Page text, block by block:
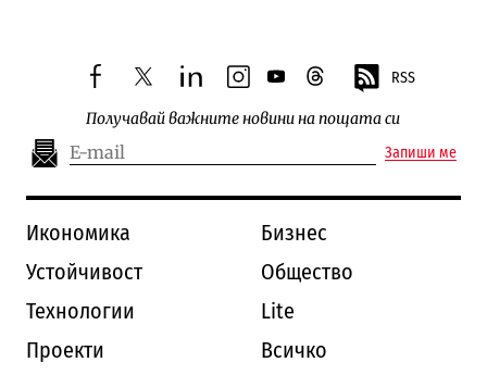
facebooktwitterlinkedininstagram
youtubethreads RSS
Получавай важните новини на пощата си
Запиши ме
Икономика
Бизнес
Устойчивост
Общество
Технологии
Lite
Проекти
Всичко